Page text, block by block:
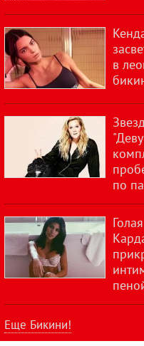
в
по
Еще Бикини!